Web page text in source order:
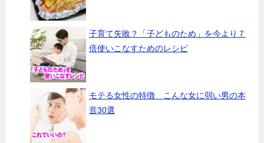
子育て失敗？「子どものため」を今より７
倍使いこなすためのレシピ
モテる女性の特徴 こんな女に弱い男の本
音30選